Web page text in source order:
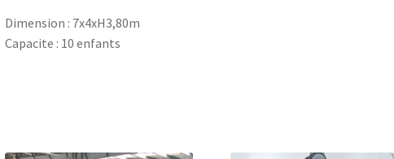
Dimension : 7x4xH3,80m
Capacite : 10 enfants